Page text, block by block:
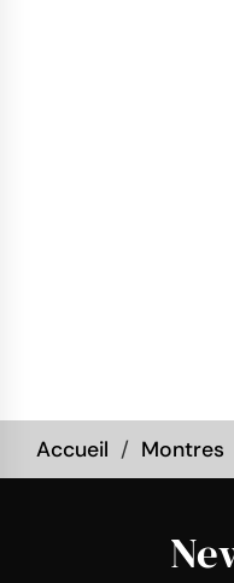
Accueil Montres